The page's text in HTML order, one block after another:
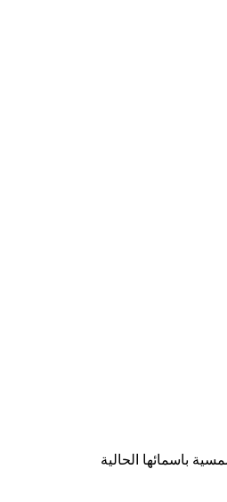
باسمائها الحالية